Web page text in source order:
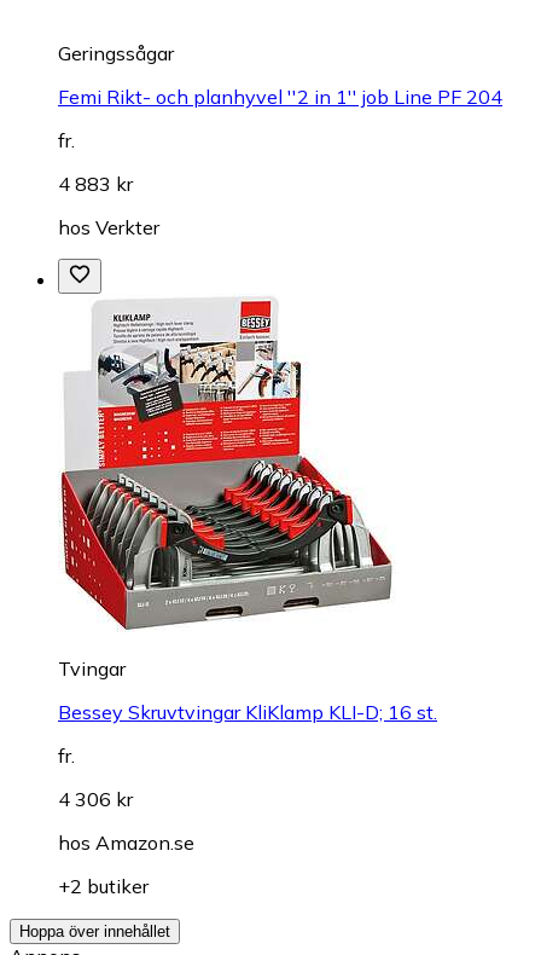
Geringssågar
Femi Rikt- och planhyvel ''2 in 1'' job Line PF 204
fr.
4 883 kr
hos Verkter
Tvingar
Bessey Skruvtvingar KliKlamp KLI-D; 16 st.
fr.
4 306 kr
hos Amazon.se
+2 butiker
Hoppa över innehållet